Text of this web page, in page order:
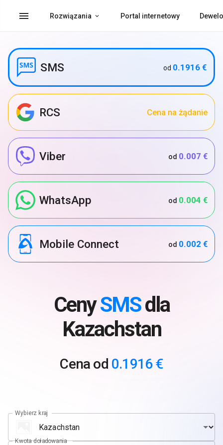
menu Rozwiązania Portal internetowy
SMS od 0.1916 €
RCS Cena na żądanie
Viber od 0.007 €
WhatsApp od 0.004 €
Mobile Connect od 0.002 €
CenySMSdla
Kazachstan
Cena od 0.1916 €
Wybierz kraj
Kwota doładowania